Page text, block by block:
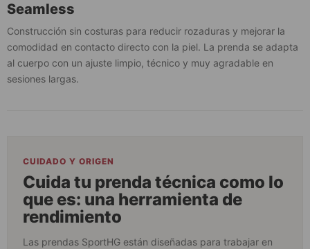
Seamless
Construcción sin costuras para reducir rozaduras y mejorar la
comodidad en contacto directo con la piel. La prenda se adapta
al cuerpo con un ajuste limpio, técnico y muy agradable en
sesiones largas.
CUIDADO Y ORIGEN
Cuida tu prenda técnica como lo
que es: una herramienta de
rendimiento
Las prendas SportHG están diseñadas para trabajar en